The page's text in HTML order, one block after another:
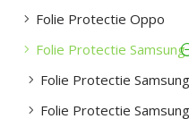
Folie Protectie Oppo
Folie Protectie Samsung